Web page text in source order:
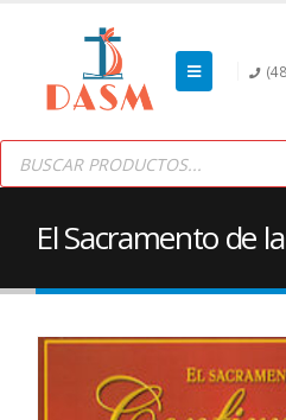
Products
search
El Sacramento de